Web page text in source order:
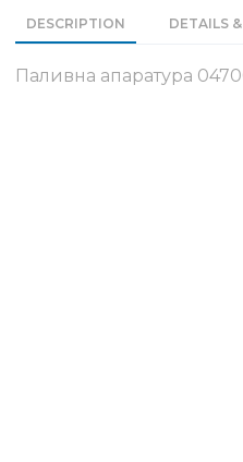
DESCRIPTION DETAILS
Паливна апаратура